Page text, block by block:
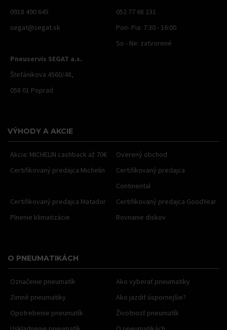
0918 490 645
052 77 68 231
segat@segat.sk
Pon- Pia: 7:30 - 16:00
So - Ne: zatvorené
Pneuservis SEGAT a.s.
Štefánikova 4560/48,
058 01 Poprad
VÝHODY A AKCIE
Akcia: MICHELIN cashback až 70€
Overený obchod
Certifikovaný predajca Michelin
Certifikovaný predajca
Continental
Certifikovaný predajca Matador
Certifikovaný predajca GoodYear
Plnenie klimatizácie
Rovnanie diskov
O PNEUMATIKÁCH
Označenie pneumatík
Ako vyberať pneumatiky
Zimné pneumatiky
Ako jazdiť úspornejšie?
Opotrebenie pneumatík
Životnosť pneumatík